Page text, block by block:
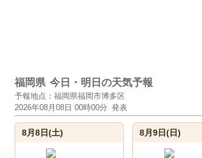
福岡県 今日・明日の天気予報
予報地点：福岡県福岡市博多区
2026年08月08日 00時00分 発表
8月8日(土) 8月9日(日)